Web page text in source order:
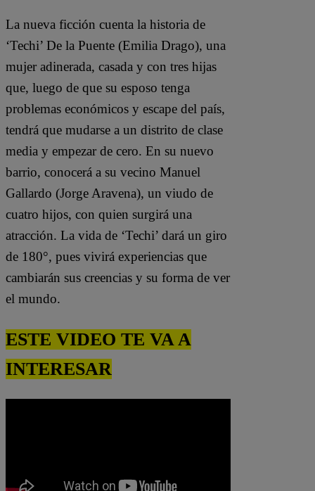
La nueva ficción cuenta la historia de
‘Techi’ De la Puente (Emilia Drago), una
mujer adinerada, casada y con tres hijas
que, luego de que su esposo tenga
problemas económicos y escape del país,
tendrá que mudarse a un distrito de clase
media y empezar de cero. En su nuevo
barrio, conocerá a su vecino Manuel
Gallardo (Jorge Aravena), un viudo de
cuatro hijos, con quien surgirá una
atracción. La vida de ‘Techi’ dará un giro
de 180°, pues vivirá experiencias que
cambiarán sus creencias y su forma de ver
el mundo.
ESTE VIDEO TE VA A
INTERESAR